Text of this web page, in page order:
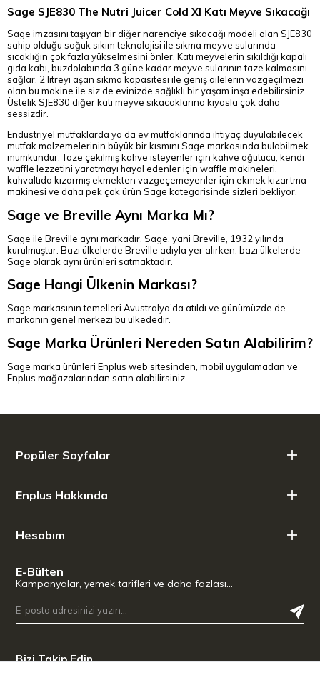
Sage SJE830 The Nutri Juicer Cold Xl Katı Meyve Sıkacağı
Sage imzasını taşıyan bir diğer narenciye sıkacağı modeli olan SJE830
sahip olduğu soğuk sıkım teknolojisi ile sıkma meyve sularında
sıcaklığın çok fazla yükselmesini önler. Katı meyvelerin sıkıldığı kapalı
gıda kabı, buzdolabında 3 güne kadar meyve sularının taze kalmasını
sağlar. 2 litreyi aşan sıkma kapasitesi ile geniş ailelerin vazgeçilmezi
olan bu makine ile siz de evinizde sağlıklı bir yaşam inşa edebilirsiniz.
Üstelik SJE830 diğer katı meyve sıkacaklarına kıyasla çok daha
sessizdir.
Endüstriyel mutfaklarda ya da ev mutfaklarında ihtiyaç duyulabilecek
mutfak malzemelerinin büyük bir kısmını Sage markasında bulabilmek
mümkündür. Taze çekilmiş kahve isteyenler için kahve öğütücü, kendi
waffle lezzetini yaratmayı hayal edenler için waffle makineleri,
kahvaltıda kızarmış ekmekten vazgeçemeyenler için ekmek kızartma
makinesi ve daha pek çok ürün Sage kategorisinde sizleri bekliyor.
Sage ve Breville Aynı Marka Mı?
Sage ile Breville aynı markadır. Sage, yani Breville, 1932 yılında
kurulmuştur. Bazı ülkelerde Breville adıyla yer alırken, bazı ülkelerde
Sage olarak aynı ürünleri satmaktadır.
Sage Hangi Ülkenin Markası?
Sage markasının temelleri Avustralya’da atıldı ve günümüzde de
markanın genel merkezi bu ülkededir.
Sage Marka Ürünleri Nereden Satın Alabilirim?
Sage marka ürünleri Enplus web sitesinden, mobil uygulamadan ve
Enplus mağazalarından satın alabilirsiniz.
Popüler Sayfalar
Enplus Hakkında
Hesabım
E-Bülten
Kampanyalar, yemek tarifleri ve daha fazlası…
Bizi Takip Edin